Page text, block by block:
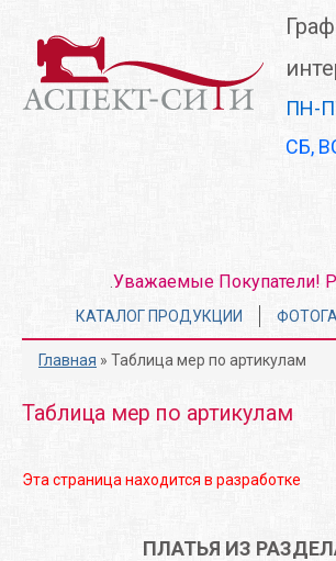
основному
содержанию
ПН-
СБ,
Уважаемые Покупатели!
Главное
меню
КАТАЛОГ ПРОДУКЦИИ
Главная » Таблица мер по артикулам
Таблица мер по артикулам
Эта страница находится в разработке
ПЛАТЬЯ ИЗ